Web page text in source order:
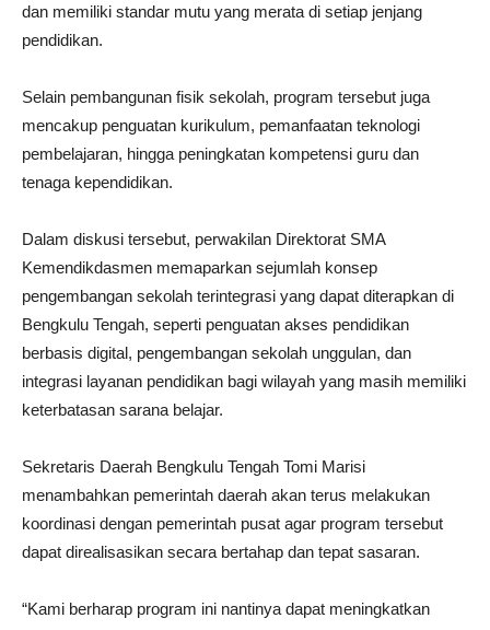
dan memiliki standar mutu yang merata di setiap jenjang
pendidikan.
Selain pembangunan fisik sekolah, program tersebut juga
mencakup penguatan kurikulum, pemanfaatan teknologi
pembelajaran, hingga peningkatan kompetensi guru dan
tenaga kependidikan.
Dalam diskusi tersebut, perwakilan Direktorat SMA
Kemendikdasmen memaparkan sejumlah konsep
pengembangan sekolah terintegrasi yang dapat diterapkan di
Bengkulu Tengah, seperti penguatan akses pendidikan
berbasis digital, pengembangan sekolah unggulan, dan
integrasi layanan pendidikan bagi wilayah yang masih memiliki
keterbatasan sarana belajar.
Sekretaris Daerah Bengkulu Tengah Tomi Marisi
menambahkan pemerintah daerah akan terus melakukan
koordinasi dengan pemerintah pusat agar program tersebut
dapat direalisasikan secara bertahap dan tepat sasaran.
“Kami berharap program ini nantinya dapat meningkatkan